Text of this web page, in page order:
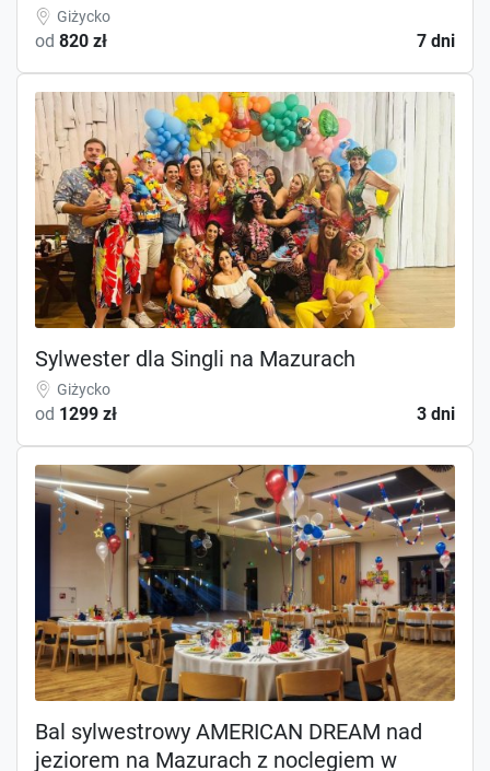
Giżycko
od 820 zł 7 dni
Sylwester dla Singli na Mazurach
Giżycko
od 1299 zł 3 dni
Bal sylwestrowy AMERICAN DREAM nad
jeziorem na Mazurach z noclegiem w